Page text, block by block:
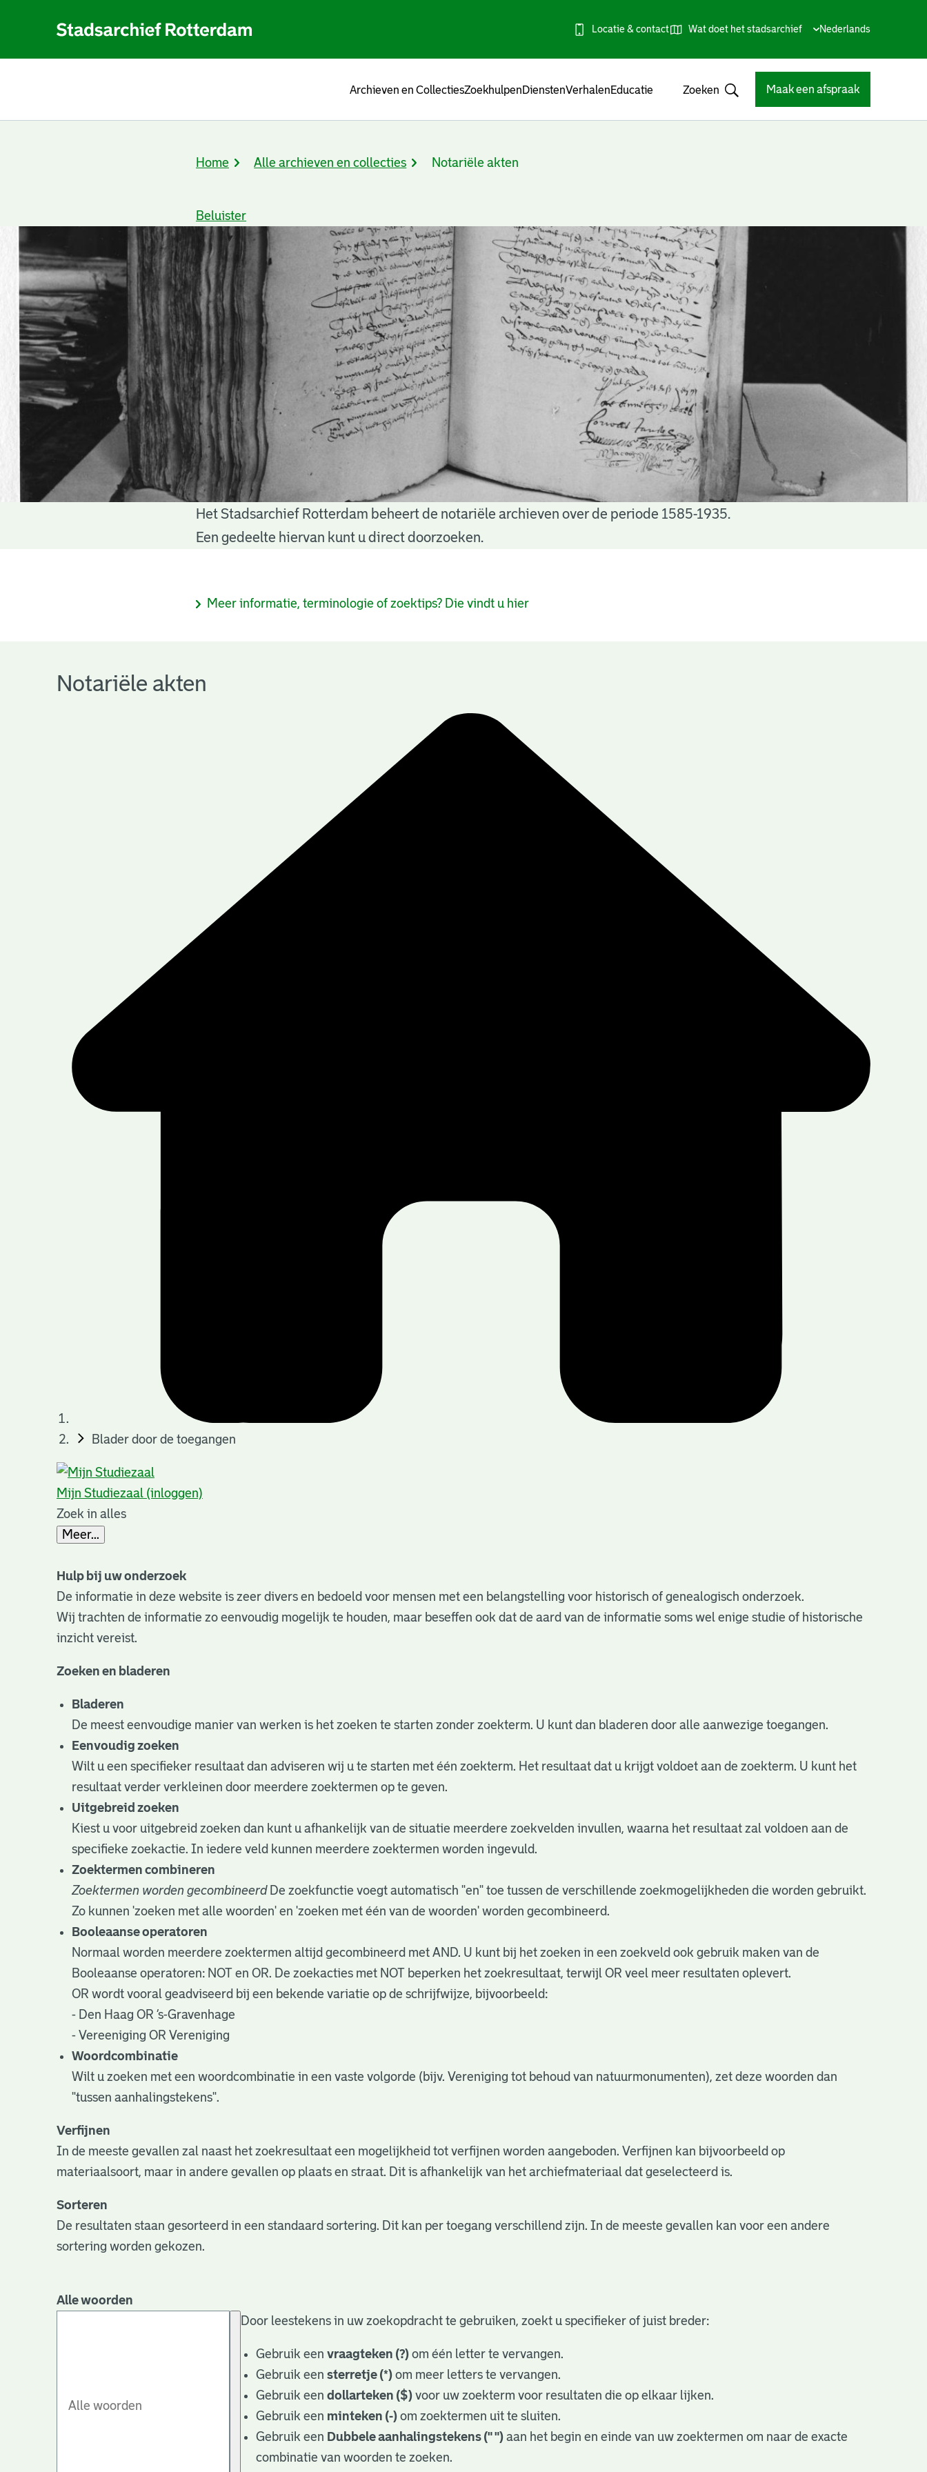
Locatie & contact Wat doet het stadsarchief
Huidige
Nederlands
Archieven en CollectiesZoekhulpenDienstenVerhalenEducatie Zoeken Maak een afspraak
Kruimelpad
Home Alle archieven en collecties Notariële akten
Beluister
Het Stadsarchief Rotterdam beheert de notariële archieven over de periode 1585-1935.
Een gedeelte hiervan kunt u direct doorzoeken.
Informatiepagina's
archieven
Meer informatie, terminologie of zoektips? Die vindt u hier
Notariële akten
Blader door de toegangen
Mijn Studiezaal (inloggen)
Zoek in alles
Meer...
Hulp bij uw onderzoek
De informatie in deze website is zeer divers en bedoeld voor mensen met een belangstelling voor historisch of genealogisch onderzoek.
Wij trachten de informatie zo eenvoudig mogelijk te houden, maar beseffen ook dat de aard van de informatie soms wel enige studie of historische
inzicht vereist.
Zoeken en bladeren
Bladeren
De meest eenvoudige manier van werken is het zoeken te starten zonder zoekterm. U kunt dan bladeren door alle aanwezige toegangen.
Eenvoudig zoeken
Wilt u een specifieker resultaat dan adviseren wij u te starten met één zoekterm. Het resultaat dat u krijgt voldoet aan de zoekterm. U kunt het
resultaat verder verkleinen door meerdere zoektermen op te geven.
Uitgebreid zoeken
Kiest u voor uitgebreid zoeken dan kunt u afhankelijk van de situatie meerdere zoekvelden invullen, waarna het resultaat zal voldoen aan de
specifieke zoekactie. In iedere veld kunnen meerdere zoektermen worden ingevuld.
Zoektermen combineren
Zoektermen worden gecombineerdDe zoekfunctie voegt automatisch "en" toe tussen de verschillende zoekmogelijkheden die worden gebruikt.
Zo kunnen 'zoeken met alle woorden' en 'zoeken met één van de woorden' worden gecombineerd.
Booleaanse operatoren
Normaal worden meerdere zoektermen altijd gecombineerd met AND. U kunt bij het zoeken in een zoekveld ook gebruik maken van de
Booleaanse operatoren: NOT en OR. De zoekacties met NOT beperken het zoekresultaat, terwijl OR veel meer resultaten oplevert.
OR wordt vooral geadviseerd bij een bekende variatie op de schrijfwijze, bijvoorbeeld:
- Den Haag OR ’s-Gravenhage
- Vereeniging OR Vereniging
Woordcombinatie
Wilt u zoeken met een woordcombinatie in een vaste volgorde (bijv. Vereniging tot behoud van natuurmonumenten), zet deze woorden dan
"tussen aanhalingstekens".
Verfijnen
In de meeste gevallen zal naast het zoekresultaat een mogelijkheid tot verfijnen worden aangeboden. Verfijnen kan bijvoorbeeld op
materiaalsoort, maar in andere gevallen op plaats en straat. Dit is afhankelijk van het archiefmateriaal dat geselecteerd is.
Sorteren
De resultaten staan gesorteerd in een standaard sortering. Dit kan per toegang verschillend zijn. In de meeste gevallen kan voor een andere
sortering worden gekozen.
Alle woorden
Door leestekens in uw zoekopdracht te gebruiken, zoekt u specifieker of juist breder:
Gebruik eenvraagteken (?) om één letter te vervangen.
Gebruik eensterretje (*) om meer letters te vervangen.
Gebruik eendollarteken ($) voor uw zoekterm voor resultaten die op elkaar lijken.
Gebruik een minteken (-) om zoektermen uit te sluiten.
Gebruik een Dubbele aanhalingstekens (" ") aan het begin en einde van uw zoektermen om naar de exacte
combinatie van woorden te zoeken.